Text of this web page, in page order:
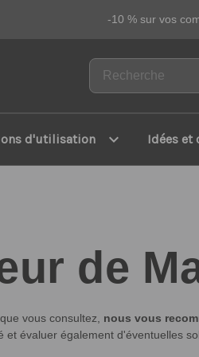
-10 % sur vos
d'utilisation expand_more Idées et
de
vous consultez, nous vous
et évaluer également d'éventuelles